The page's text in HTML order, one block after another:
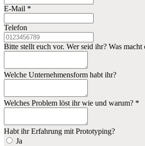
E-Mail *
Telefon
Bitte stellt euch vor. Wer seid ihr? Was macht
Welche Unternehmensform habt ihr?
Welches Problem löst ihr wie und warum? *
Habt ihr Erfahrung mit Prototyping?
Ja